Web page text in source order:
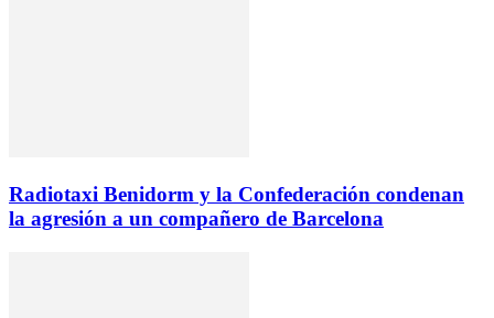
Radiotaxi Benidorm y la Confederación condenan
la agresión a un compañero de Barcelona